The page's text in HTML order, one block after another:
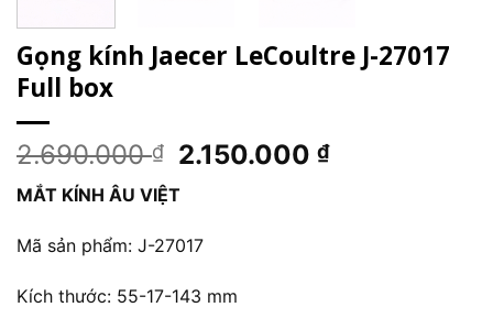
Gọng kính Jaecer LeCoultre J-27017
Full box
2.690.000₫
Giá
gốc
2.690.000 ₫.
2.150.000₫Giá
MẮT KÍNH ÂU VIỆT
Mã sản phẩm: J-27017
Kích thước: 55-17-143 mm